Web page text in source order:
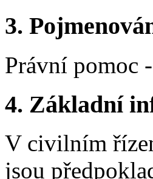
3.
Právní pomoc
4. Základní
V civilním
jsou